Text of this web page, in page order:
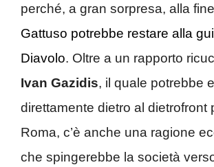
perché, a gran sorpresa, alla fine
Gattuso potrebbe restare alla
Diavolo. Oltre a un rapporto
Ivan Gazidis, il quale potrebbe
direttamente dietro al dietrofront
Roma, c’è anche una ragione
che spingerebbe la società